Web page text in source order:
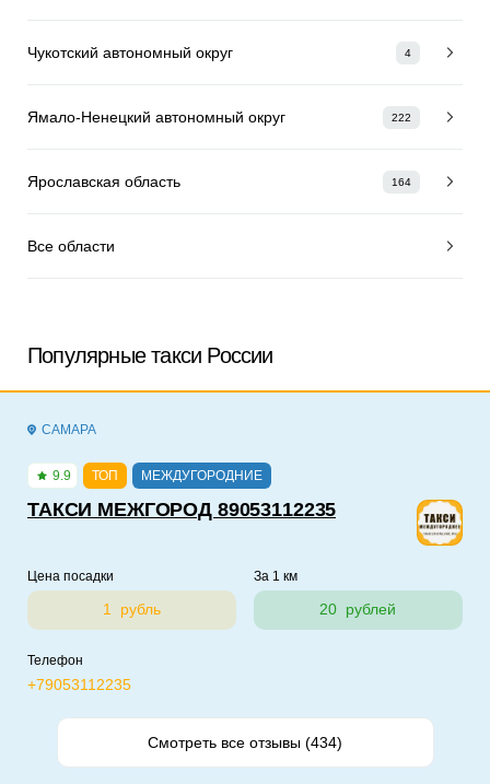
Чукотский автономный округ 4
Ямало-Ненецкий автономный округ 222
Ярославская область 164
Все области
Популярные такси России
САМАРА
9.9 ТОП МЕЖДУГОРОДНИЕ
ТАКСИ МЕЖГОРОД 89053112235
Цена посадки
1 рубль
За 1 км
20 рублей
Телефон
+79053112235
Смотреть все отзывы (434)